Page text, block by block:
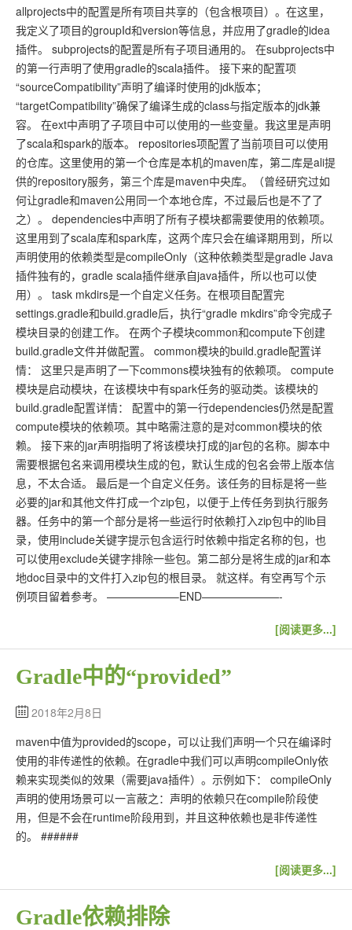
allprojects中的配置是所有项目共享的（包含根项目）。在这里，
我定义了项目的groupId和version等信息，并应用了gradle的idea
插件。 subprojects的配置是所有子项目通用的。 在subprojects中
的第一行声明了使用gradle的scala插件。 接下来的配置项
“sourceCompatibility”声明了编译时使用的jdk版本；
“targetCompatibility”确保了编译生成的class与指定版本的jdk兼
容。 在ext中声明了子项目中可以使用的一些变量。我这里是声明
了scala和spark的版本。 repositories项配置了当前项目可以使用
的仓库。这里使用的第一个仓库是本机的maven库，第二库是ali提
供的repository服务，第三个库是maven中央库。（曾经研究过如
何让gradle和maven公用同一个本地仓库，不过最后也是不了了
之）。 dependencies中声明了所有子模块都需要使用的依赖项。
这里用到了scala库和spark库，这两个库只会在编译期用到，所以
声明使用的依赖类型是compileOnly（这种依赖类型是gradle Java
插件独有的，gradle scala插件继承自java插件，所以也可以使
用）。 task mkdirs是一个自定义任务。在根项目配置完
settings.gradle和build.gradle后，执行“gradle mkdirs”命令完成子
模块目录的创建工作。 在两个子模块common和compute下创建
build.gradle文件并做配置。 common模块的build.gradle配置详
情： 这里只是声明了一下commons模块独有的依赖项。 compute
模块是启动模块，在该模块中有spark任务的驱动类。该模块的
build.gradle配置详情： 配置中的第一行dependencies仍然是配置
compute模块的依赖项。其中略需注意的是对common模块的依
赖。 接下来的jar声明指明了将该模块打成的jar包的名称。脚本中
需要根据包名来调用模块生成的包，默认生成的包名会带上版本信
息，不太合适。 最后是一个自定义任务。该任务的目标是将一些
必要的jar和其他文件打成一个zip包，以便于上传任务到执行服务
器。任务中的第一个部分是将一些运行时依赖打入zip包中的lib目
录，使用include关键字提示包含运行时依赖中指定名称的包，也
可以使用exclude关键字排除一些包。第二部分是将生成的jar和本
地doc目录中的文件打入zip包的根目录。 就这样。有空再写个示
例项目留着参考。 ——————–END———————-
[阅读更多...]
Gradle中的“provided”
2018年2月8日
maven中值为provided的scope，可以让我们声明一个只在编译时
使用的非传递性的依赖。在gradle中我们可以声明compileOnly依
赖来实现类似的效果（需要java插件）。示例如下： compileOnly
声明的使用场景可以一言蔽之：声明的依赖只在compile阶段使
用，但是不会在runtime阶段用到，并且这种依赖也是非传递性
的。 ######
[阅读更多...]
Gradle依赖排除